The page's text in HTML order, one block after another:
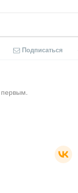
Подписаться
первым.